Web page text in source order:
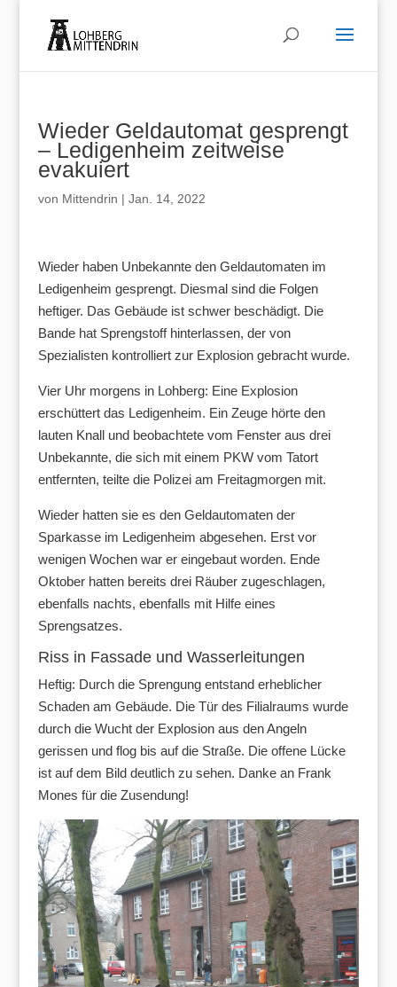
Wieder Geldautomat gesprengt
– Ledigenheim zeitweise
evakuiert
von Mittendrin | Jan. 14, 2022
Wieder haben Unbekannte den Geldautomaten im
Ledigenheim gesprengt. Diesmal sind die Folgen
heftiger. Das Gebäude ist schwer beschädigt. Die
Bande hat Sprengstoff hinterlassen, der von
Spezialisten kontrolliert zur Explosion gebracht wurde.
Vier Uhr morgens in Lohberg: Eine Explosion
erschüttert das Ledigenheim. Ein Zeuge hörte den
lauten Knall und beobachtete vom Fenster aus drei
Unbekannte, die sich mit einem PKW vom Tatort
entfernten, teilte die Polizei am Freitagmorgen mit.
Wieder hatten sie es den Geldautomaten der
Sparkasse im Ledigenheim abgesehen. Erst vor
wenigen Wochen war er eingebaut worden. Ende
Oktober hatten bereits drei Räuber zugeschlagen,
ebenfalls nachts, ebenfalls mit Hilfe eines
Sprengsatzes.
Riss in Fassade und Wasserleitungen
Heftig: Durch die Sprengung entstand erheblicher
Schaden am Gebäude. Die Tür des Filialraums wurde
durch die Wucht der Explosion aus den Angeln
gerissen und flog bis auf die Straße. Die offene Lücke
ist auf dem Bild deutlich zu sehen. Danke an Frank
Mones für die Zusendung!